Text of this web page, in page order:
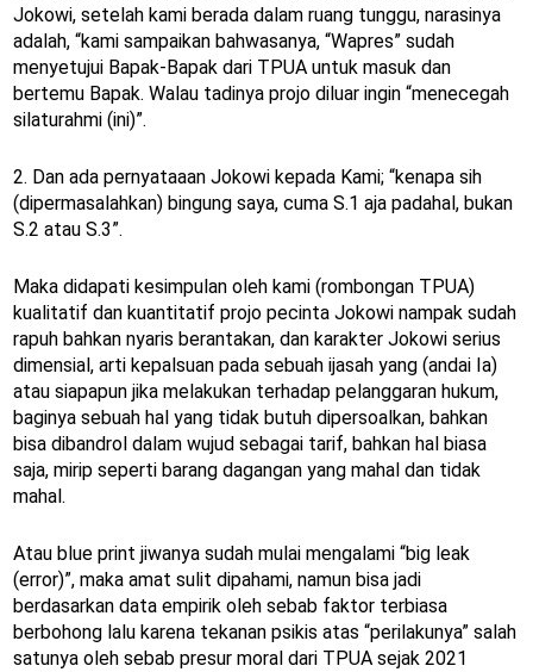
Jokowi, setelah kami berada dalam ruang tunggu, narasinya
adalah, “kami sampaikan bahwasanya, “Wapres” sudah
menyetujui Bapak-Bapak dari TPUA untuk masuk dan
bertemu Bapak. Walau tadinya projo diluar ingin “menecegah
silaturahmi (ini)”.
2. Dan ada pernyataaan Jokowi kepada Kami; “kenapa sih
(dipermasalahkan) bingung saya, cuma S.1 aja padahal, bukan
S.2 atau S.3”.
Maka didapati kesimpulan oleh kami (rombongan TPUA)
kualitatif dan kuantitatif projo pecinta Jokowi nampak sudah
rapuh bahkan nyaris berantakan, dan karakter Jokowi serius
dimensial, arti kepalsuan pada sebuah ijasah yang (andai Ia)
atau siapapun jika melakukan terhadap pelanggaran hukum,
baginya sebuah hal yang tidak butuh dipersoalkan, bahkan
bisa dibandrol dalam wujud sebagai tarif, bahkan hal biasa
saja, mirip seperti barang dagangan yang mahal dan tidak
mahal.
Atau blue print jiwanya sudah mulai mengalami “big leak
(error)”, maka amat sulit dipahami, namun bisa jadi
berdasarkan data empirik oleh sebab faktor terbiasa
berbohong lalu karena tekanan psikis atas “perilakunya” salah
satunya oleh sebab presur moral dari TPUA sejak 2021